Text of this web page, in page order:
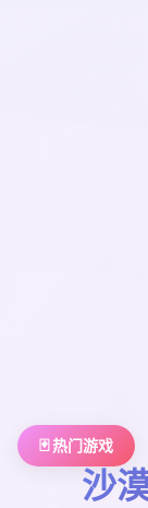
🃏 热门游戏
沙